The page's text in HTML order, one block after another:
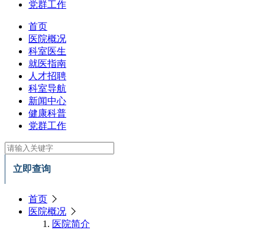
党群工作
首页
医院概况
科室医生
就医指南
人才招聘
科室导航
新闻中心
健康科普
党群工作
立即查询
首页
医院概况
医院简介